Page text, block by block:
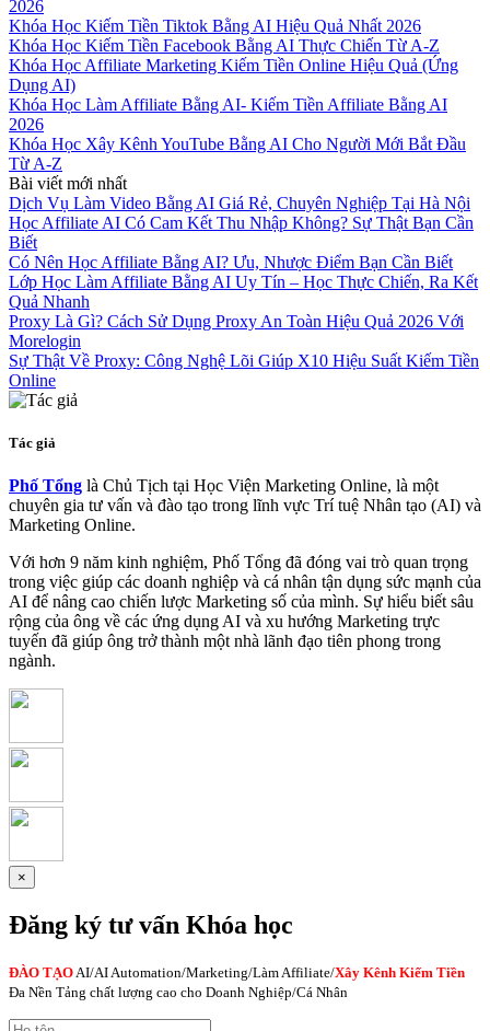
2026
Khóa Học Kiếm Tiền Tiktok Bằng AI Hiệu Quả Nhất 2026
Khóa Học Kiếm Tiền Facebook Bằng AI Thực Chiến Từ A-Z
Khóa Học Affiliate Marketing Kiếm Tiền Online Hiệu Quả (Ứng
Dụng AI)
Khóa Học Làm Affiliate Bằng AI- Kiếm Tiền Affiliate Bằng AI
2026
Khóa Học Xây Kênh YouTube Bằng AI Cho Người Mới Bắt Đầu
Từ A-Z
Bài viết mới nhất
Dịch Vụ Làm Video Bằng AI Giá Rẻ, Chuyên Nghiệp Tại Hà Nội
Học Affiliate AI Có Cam Kết Thu Nhập Không? Sự Thật Bạn Cần
Biết
Có Nên Học Affiliate Bằng AI? Ưu, Nhược Điểm Bạn Cần Biết
Lớp Học Làm Affiliate Bằng AI Uy Tín – Học Thực Chiến, Ra Kết
Quả Nhanh
Proxy Là Gì? Cách Sử Dụng Proxy An Toàn Hiệu Quả 2026 Với
Morelogin
Sự Thật Về Proxy: Công Nghệ Lõi Giúp X10 Hiệu Suất Kiếm Tiền
Online
Tác giả
Phố Tổng là Chủ Tịch tại Học Viện Marketing Online, là một
chuyên gia tư vấn và đào tạo trong lĩnh vực Trí tuệ Nhân tạo (AI) và
Marketing Online.
Với hơn 9 năm kinh nghiệm, Phố Tổng đã đóng vai trò quan trọng
trong việc giúp các doanh nghiệp và cá nhân tận dụng sức mạnh của
AI để nâng cao chiến lược Marketing số của mình. Sự hiểu biết sâu
rộng của ông về các ứng dụng AI và xu hướng Marketing trực
tuyến đã giúp ông trở thành một nhà lãnh đạo tiên phong trong
ngành.
×
Đăng ký tư vấn Khóa học
ĐÀO TẠOAI/AI Automation/Marketing/Làm Affiliate/Xây Kênh Kiếm Tiền
Đa Nền Tảng chất lượng cao cho Doanh Nghiệp/Cá Nhân